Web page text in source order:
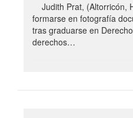
Judith Prat, (Altorricón,
formarse en fotografía
tras graduarse en
derechos…